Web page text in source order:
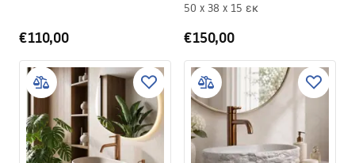
€110,00
50 x 38 x 15 εκ
€150,00